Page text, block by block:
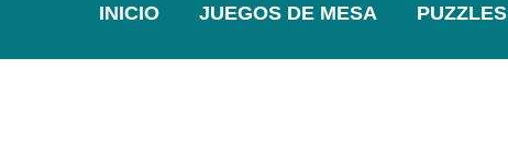
INICIO JUEGOS DE MESA PUZZLES